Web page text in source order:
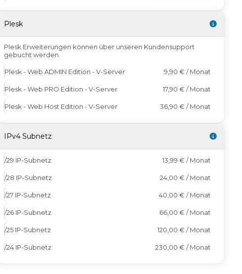
Plesk
Plesk Erweiterungen können über unseren Kundensupport
gebucht werden.
Plesk - Web ADMIN Edition - V-Server 9,90 € / Monat
Plesk - Web PRO Edition - V-Server 17,90 € / Monat
Plesk - Web Host Edition - V-Server 36,90 € / Monat
IPv4 Subnetz
/29 IP-Subnetz 13,99 € / Monat
/28 IP-Subnetz 24,00 € / Monat
/27 IP-Subnetz 40,00 € / Monat
/26 IP-Subnetz 66,00 € / Monat
/25 IP-Subnetz 120,00 € / Monat
/24 IP-Subnetz 230,00 € / Monat